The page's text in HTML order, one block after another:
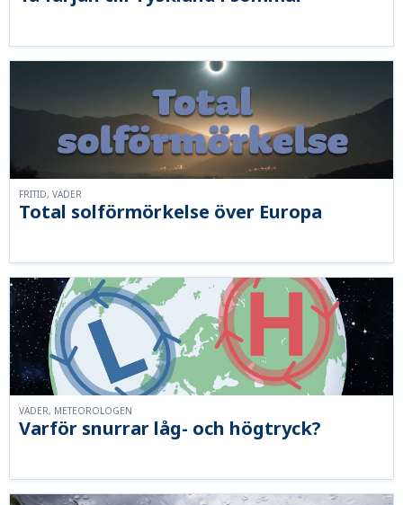
Total solförmörkelse över Europa
FRITID, VÄDER
Varför snurrar låg- och högtryck?
VÄDER, METEOROLOGEN